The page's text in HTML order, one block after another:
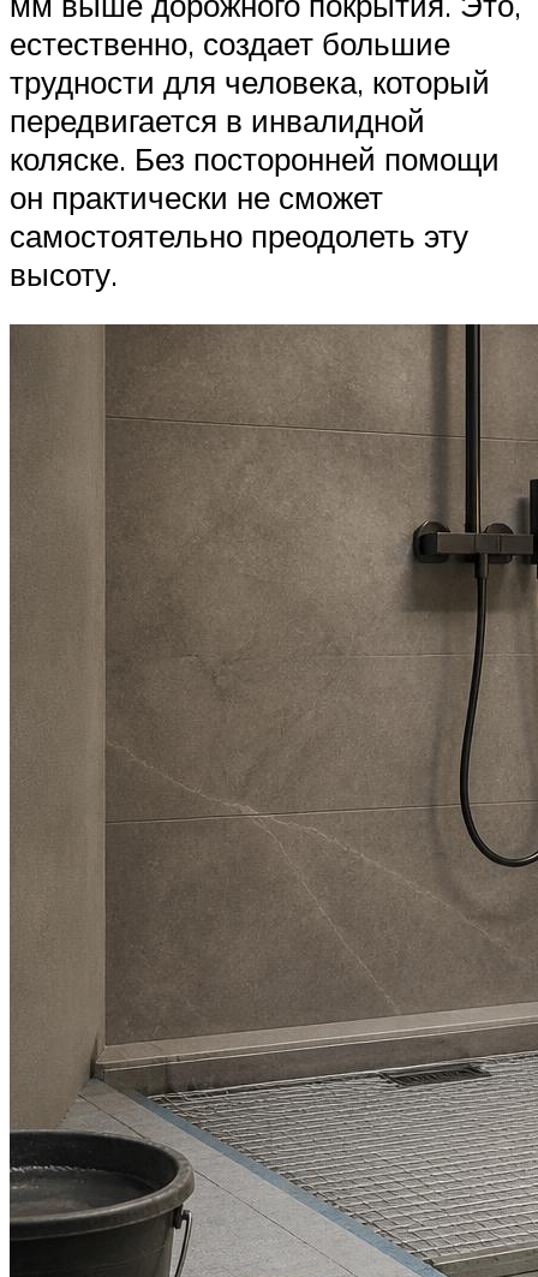
естественно, создает большие
трудности для человека, который
передвигается в инвалидной
коляске. Без посторонней помощи
он практически не сможет
самостоятельно преодолеть эту
высоту.